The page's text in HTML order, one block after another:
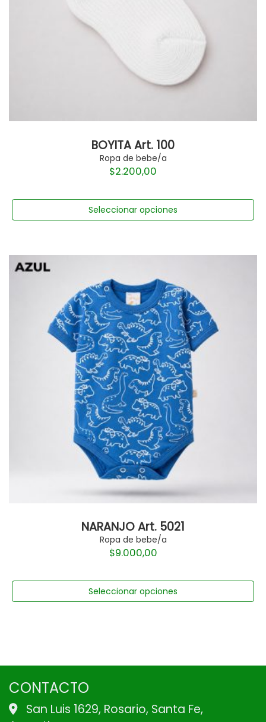
BOYITA Art. 100
Ropa de bebe/a
$2.200,00
Seleccionar opciones
NARANJO Art. 5021
Ropa de bebe/a
$9.000,00
Seleccionar opciones
CONTACTO
San Luis 1629, Rosario, Santa Fe,